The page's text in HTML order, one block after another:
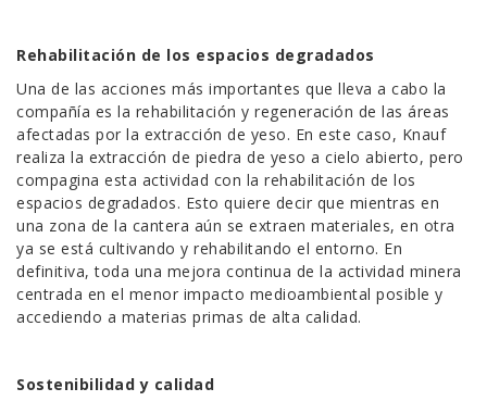
Rehabilitación de los espacios degradados
Una de las acciones más importantes que lleva a cabo la
compañía es la rehabilitación y regeneración de las áreas
afectadas por la extracción de yeso. En este caso, Knauf
realiza la extracción de piedra de yeso a cielo abierto, pero
compagina esta actividad con la rehabilitación de los
espacios degradados. Esto quiere decir que mientras en
una zona de la cantera aún se extraen materiales, en otra
ya se está cultivando y rehabilitando el entorno. En
definitiva, toda una mejora continua de la actividad minera
centrada en el menor impacto medioambiental posible y
accediendo a materias primas de alta calidad.
Sostenibilidad y calidad